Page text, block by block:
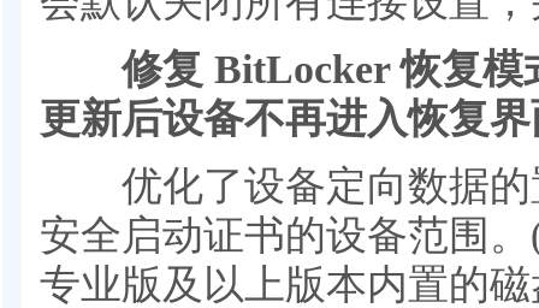
修复 BitLocker 恢复模
更新后设备不再进入恢复
优化了设备定向数据的
安全启动证书的设备范围
专业版及以上版本内置的